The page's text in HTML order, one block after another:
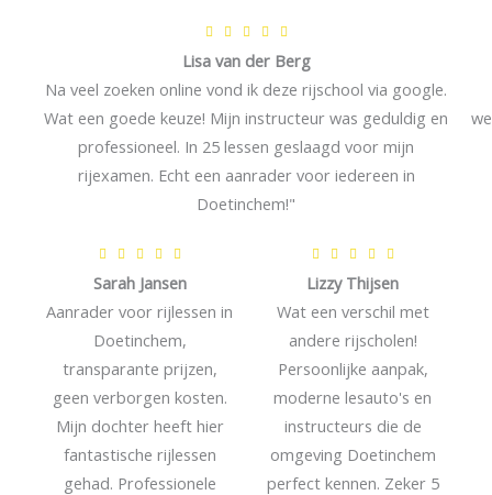
    W
a
a
r
d
e
r
5
v
a
n
5
Lisa van der Berg
Na veel zoeken online vond ik deze rijschool via google.
Wat een goede keuze! Mijn instructeur was geduldig en
professioneel. In 25 lessen geslaagd voor mijn
rijexamen. Echt een aanrader voor iedereen in
Doetinchem!"
    W
a
a
r
d
e
r
i
n
Sarah Jansen
Aanrader voor rijlessen in
Doetinchem,
transparante prijzen,
geen verborgen kosten.
Mijn dochter heeft hier
fantastische rijlessen
gehad. Professionele
    W
a
a
r
d
e
r
i
n
Lizzy Thijsen
Wat een verschil met
andere rijscholen!
Persoonlijke aanpak,
moderne lesauto's en
instructeurs die de
omgeving Doetinchem
perfect kennen. Zeker 5